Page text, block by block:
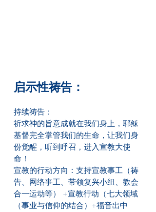
启示性祷告：
持续祷告：
祈求神的旨意成就在我们身上，耶稣
基督完全掌管我们的生命，让我们身
份觉醒，听到呼召，进入宣教大使
命！
宣教的行动方向：支持宣教事工（祷
告、网络事工、带领复兴小组、教会
合一运动等） +宣教行动（七大领域
（事业与信仰的结合）+福音出中